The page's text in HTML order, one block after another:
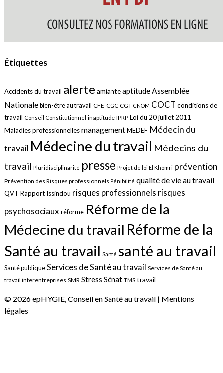
Étiquettes
Accidents du travail alerte amianteaptitudeAssemblée
Nationale bien-être au travail CFE-CGC CGT CNOM COCT conditions de
travail Conseil Constitutionnel inaptitude IPRP Loi du 20 juillet 2011
Maladies professionnellesmanagement MEDEF Médecin du
travail Médecine du travail Médecins du
travail Pluridisciplinarité presse Projet de loi El Khomri prévention
Prévention des Risques professionnels Pénibilité qualité de vie au travail
QVT Rapport Issindou risques professionnels risques
psychosociauxréforme Réforme de la
Médecine du travail Réforme de la
Santé au travail Santé santé au travail
Santé publiqueServices de Santé au travail Services de Santé au
travail interentreprises SMR Stress Sénat TMS travail
© 2026 epHYGIE, Conseil en Santé au travail | Mentions
légales